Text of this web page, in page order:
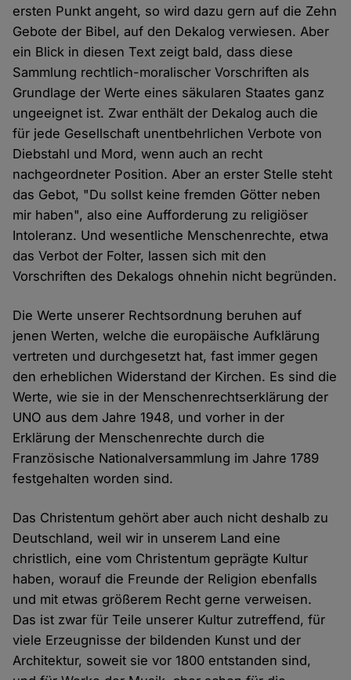
ersten Punkt angeht, so wird dazu gern auf die Zehn
Gebote der Bibel, auf den Dekalog verwiesen. Aber
ein Blick in diesen Text zeigt bald, dass diese
Sammlung rechtlich-moralischer Vorschriften als
Grundlage der Werte eines säkularen Staates ganz
ungeeignet ist. Zwar enthält der Dekalog auch die
für jede Gesellschaft unentbehrlichen Verbote von
Diebstahl und Mord, wenn auch an recht
nachgeordneter Position. Aber an erster Stelle steht
das Gebot, "Du sollst keine fremden Götter neben
mir haben", also eine Aufforderung zu religiöser
Intoleranz. Und wesentliche Menschenrechte, etwa
das Verbot der Folter, lassen sich mit den
Vorschriften des Dekalogs ohnehin nicht begründen.
Die Werte unserer Rechtsordnung beruhen auf
jenen Werten, welche die europäische Aufklärung
vertreten und durchgesetzt hat, fast immer gegen
den erheblichen Widerstand der Kirchen. Es sind die
Werte, wie sie in der Menschenrechtserklärung der
UNO aus dem Jahre 1948, und vorher in der
Erklärung der Menschenrechte durch die
Französische Nationalversammlung im Jahre 1789
festgehalten worden sind.
Das Christentum gehört aber auch nicht deshalb zu
Deutschland, weil wir in unserem Land eine
christlich, eine vom Christentum geprägte Kultur
haben, worauf die Freunde der Religion ebenfalls
und mit etwas größerem Recht gerne verweisen.
Das ist zwar für Teile unserer Kultur zutreffend, für
viele Erzeugnisse der bildenden Kunst und der
Architektur, soweit sie vor 1800 entstanden sind,